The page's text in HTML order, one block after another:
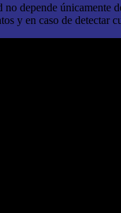
no depende únicamente
y en caso de detectar